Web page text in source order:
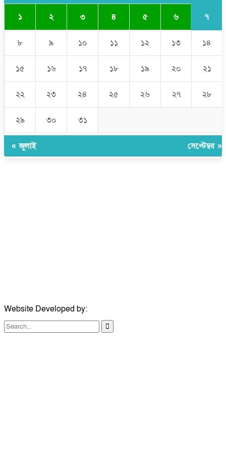
১ ২ ৩ ৪ ৫ ৬ ৭
৮ ৯ ১০ ১১ ১২ ১৩ ১৪
১৫ ১৬ ১৭ ১৮ ১৯ ২০ ২১
২২ ২৩ ২৪ ২৫ ২৬ ২৭ ২৮
২৯ ৩০ ৩১
« জুলাই সেপ্টেম্বর »
Website Developed by: